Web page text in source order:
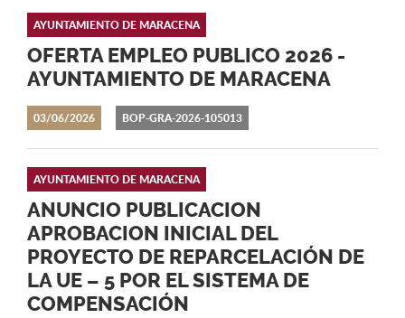
03/06/2026
OFERTA EMPLEO PUBLICO 2026 -
AYUNTAMIENTO DE MARACENA
AYUNTAMIENTO DE MARACENA
BOP-GRA-2026-105013
ANUNCIO PUBLICACION
APROBACION INICIAL DEL
PROYECTO DE REPARCELACIÓN DE
LA UE – 5 POR EL SISTEMA DE
COMPENSACIÓN
AYUNTAMIENTO DE MARACENA